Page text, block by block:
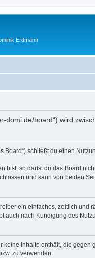
Erdmann
domi.de/board“) wird
Board“) schließt du einen
bist, so darfst du das Board
und kann von beiden
ein einfaches, zeitlich
auch nach Kündigung des
keine Inhalte enthält, die
zu verwenden.